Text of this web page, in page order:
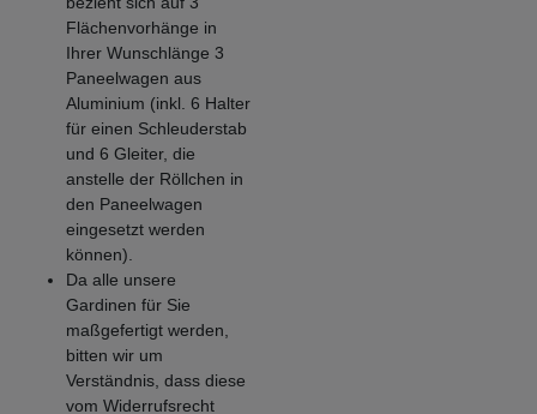
Flächenvorhänge in
Ihrer Wunschlänge 3
Paneelwagen aus
Aluminium (inkl. 6 Halter
für einen Schleuderstab
und 6 Gleiter, die
anstelle der Röllchen in
den Paneelwagen
eingesetzt werden
können).
Da alle unsere
Gardinen für Sie
maßgefertigt werden,
bitten wir um
Verständnis, dass diese
vom Widerrufsrecht